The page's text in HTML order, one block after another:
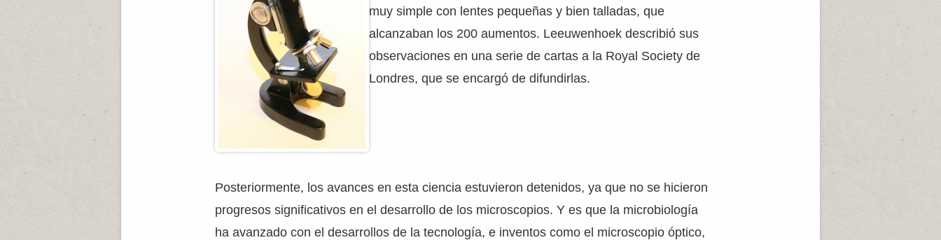
muy simple con lentes pequeñas y bien talladas, que
alcanzaban los 200 aumentos. Leeuwenhoek describió sus
observaciones en una serie de cartas a la Royal Society de
Londres, que se encargó de difundirlas.
Posteriormente, los avances en esta ciencia estuvieron detenidos, ya que no se hicieron
progresos significativos en el desarrollo de los microscopios. Y es que la microbiología
ha avanzado con el desarrollos de la tecnología, e inventos como el microscopio óptico,